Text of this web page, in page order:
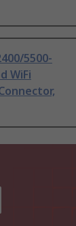
5500-
WiFi